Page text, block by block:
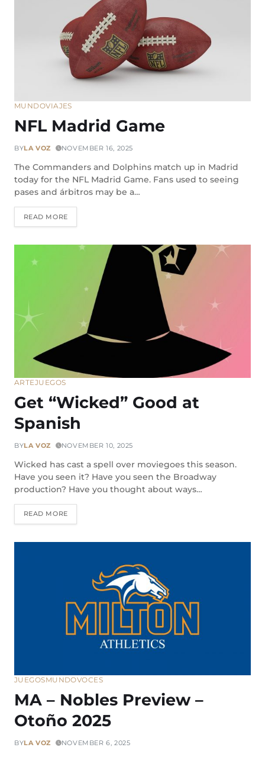
MUNDOVIAJES
NFL Madrid Game
BYLA VOZ NOVEMBER 16, 2025
The Commanders and Dolphins match up in Madrid
today for the NFL Madrid Game. Fans used to seeing
pases and árbitros may be a…
READ MORE
ARTEJUEGOS
Get “Wicked” Good at
Spanish
BYLA VOZ NOVEMBER 10, 2025
Wicked has cast a spell over moviegoes this season.
Have you seen it? Have you seen the Broadway
production? Have you thought about ways…
READ MORE
JUEGOSMUNDOVOCES
MA – Nobles Preview –
Otoño 2025
BYLA VOZ NOVEMBER 6, 2025